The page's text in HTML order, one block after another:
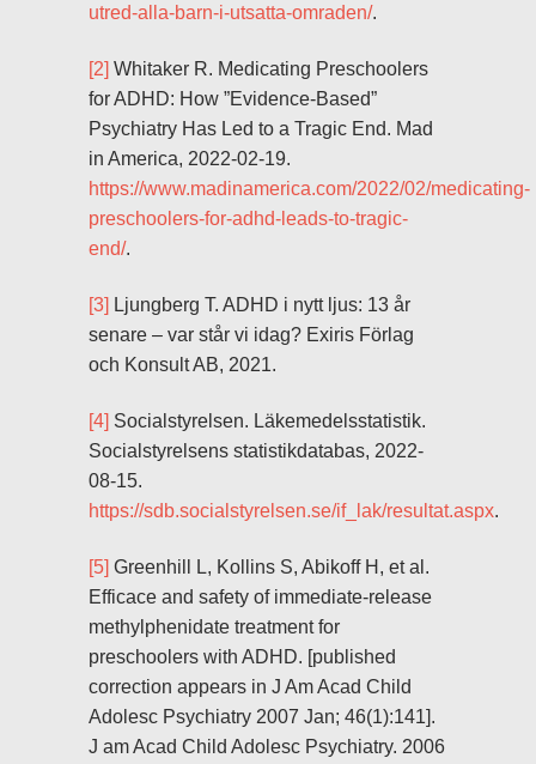
utred-alla-barn-i-utsatta-omraden/.
[2] Whitaker R. Medicating Preschoolers
for ADHD: How ”Evidence-Based”
Psychiatry Has Led to a Tragic End. Mad
in America, 2022-02-19.
https://www.madinamerica.com/2022/02/medicating-
preschoolers-for-adhd-leads-to-tragic-
end/.
[3] Ljungberg T. ADHD i nytt ljus: 13 år
senare – var står vi idag? Exiris Förlag
och Konsult AB, 2021.
[4] Socialstyrelsen. Läkemedelsstatistik.
Socialstyrelsens statistikdatabas, 2022-
08-15.
https://sdb.socialstyrelsen.se/if_lak/resultat.aspx.
[5] Greenhill L, Kollins S, Abikoff H, et al.
Efficace and safety of immediate-release
methylphenidate treatment for
preschoolers with ADHD. [published
correction appears in J Am Acad Child
Adolesc Psychiatry 2007 Jan; 46(1):141].
J am Acad Child Adolesc Psychiatry. 2006